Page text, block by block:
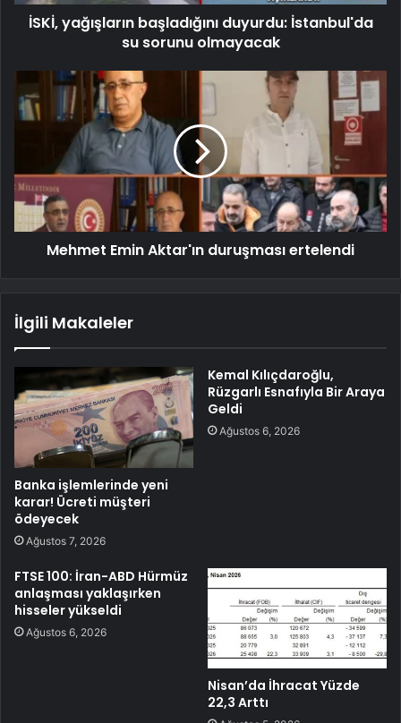
İSKİ, yağışların başladığını duyurdu: İstanbul'da
su sorunu olmayacak
Mehmet Emin Aktar'ın duruşması ertelendi
İlgili Makaleler
Banka işlemlerinde yeni
karar! Ücreti müşteri
ödeyecek
Ağustos 7, 2026
Kemal Kılıçdaroğlu,
Rüzgarlı Esnafıyla Bir Araya
Geldi
Ağustos 6, 2026
FTSE 100: İran-ABD Hürmüz
anlaşması yaklaşırken
hisseler yükseldi
Ağustos 6, 2026
Nisan’da İhracat Yüzde
22,3 Arttı